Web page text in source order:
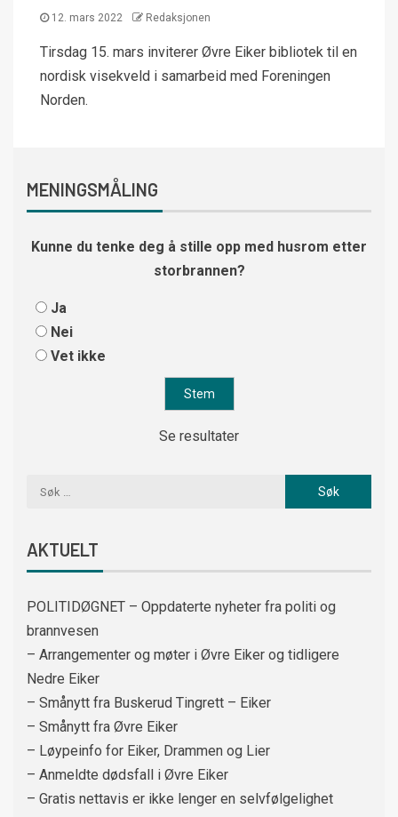
12. mars 2022 Redaksjonen
Tirsdag 15. mars inviterer Øvre Eiker bibliotek til en
nordisk visekveld i samarbeid med Foreningen
Norden.
MENINGSMÅLING
Kunne du tenke deg å stille opp med husrom etter
storbrannen?
Ja
Nei
Vet ikke
Se resultater
AKTUELT
POLITIDØGNET – Oppdaterte nyheter fra politi og
brannvesen
– Arrangementer og møter i Øvre Eiker og tidligere
Nedre Eiker
– Smånytt fra Buskerud Tingrett – Eiker
– Smånytt fra Øvre Eiker
– Løypeinfo for Eiker, Drammen og Lier
– Anmeldte dødsfall i Øvre Eiker
– Gratis nettavis er ikke lenger en selvfølgelighet